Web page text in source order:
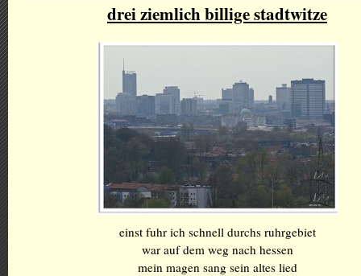
drei ziemlich billige stadtwitze
einst fuhr ich schnell durchs ruhrgebiet
war auf dem weg nach hessen
mein magen sang sein altes lied